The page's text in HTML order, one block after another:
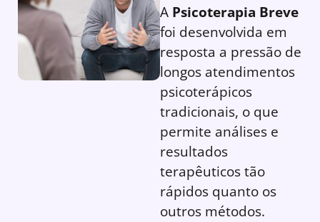
A Psicoterapia Breve
foi desenvolvida em
resposta a pressão de
longos atendimentos
psicoterápicos
tradicionais, o que
permite análises e
resultados
terapêuticos tão
rápidos quanto os
outros métodos.